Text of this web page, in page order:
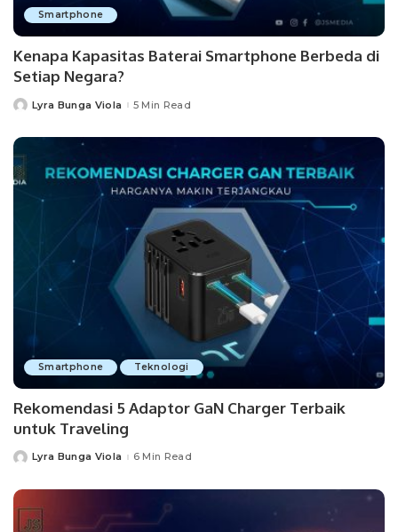
Smartphone
Kenapa Kapasitas Baterai Smartphone Berbeda di
Setiap Negara?
PostedLyra Bunga Viola 5 Min Read
Smartphone Teknologi
Rekomendasi 5 Adaptor GaN Charger Terbaik
untuk Traveling
PostedLyra Bunga Viola 6 Min Read